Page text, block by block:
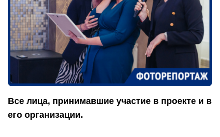
Все лица, принимавшие участие в проекте и в
его организации.